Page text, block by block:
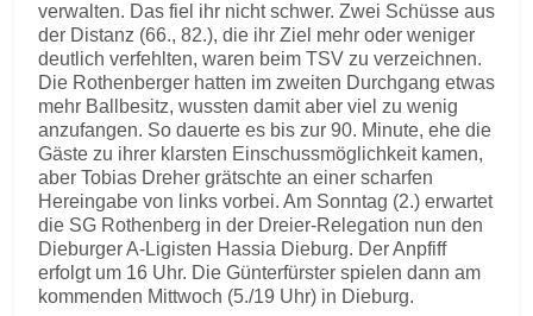
verwalten. Das fiel ihr nicht schwer. Zwei Schüsse aus
der Distanz (66., 82.), die ihr Ziel mehr oder weniger
deutlich verfehlten, waren beim TSV zu verzeichnen.
Die Rothenberger hatten im zweiten Durchgang etwas
mehr Ballbesitz, wussten damit aber viel zu wenig
anzufangen. So dauerte es bis zur 90. Minute, ehe die
Gäste zu ihrer klarsten Einschussmöglichkeit kamen,
aber Tobias Dreher grätschte an einer scharfen
Hereingabe von links vorbei. Am Sonntag (2.) erwartet
die SG Rothenberg in der Dreier-Relegation nun den
Dieburger A-Ligisten Hassia Dieburg. Der Anpfiff
erfolgt um 16 Uhr. Die Günterfürster spielen dann am
kommenden Mittwoch (5./19 Uhr) in Dieburg.